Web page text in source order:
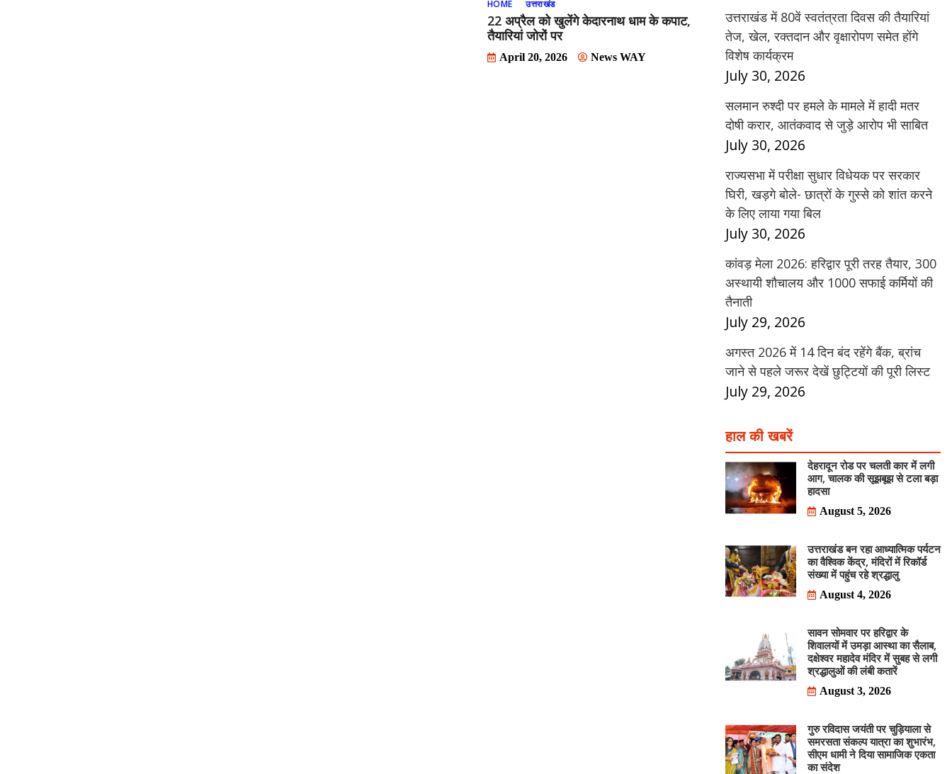
HOME उत्तराखंड
22 अप्रैल को खुलेंगे केदारनाथ धाम के कपाट,
तैयारियां जोरों पर
April 20, 2026 News WAY
उत्तराखंड में 80वें स्वतंत्रता दिवस की तैयारियां
तेज, खेल, रक्तदान और वृक्षारोपण समेत होंगे
विशेष कार्यक्रम
July 30, 2026
सलमान रुश्दी पर हमले के मामले में हादी मतर
दोषी करार, आतंकवाद से जुड़े आरोप भी साबित
July 30, 2026
राज्यसभा में परीक्षा सुधार विधेयक पर सरकार
घिरी, खड़गे बोले- छात्रों के गुस्से को शांत करने
के लिए लाया गया बिल
July 30, 2026
कांवड़ मेला 2026: हरिद्वार पूरी तरह तैयार, 300
अस्थायी शौचालय और 1000 सफाई कर्मियों की
तैनाती
July 29, 2026
अगस्त 2026 में 14 दिन बंद रहेंगे बैंक, ब्रांच
जाने से पहले जरूर देखें छुट्टियों की पूरी लिस्ट
July 29, 2026
हाल की खबरें
देहरादून रोड पर चलती कार में लगी
आग, चालक की सूझबूझ से टला बड़ा
हादसा
August 5, 2026
उत्तराखंड बन रहा आध्यात्मिक पर्यटन
का वैश्विक केंद्र, मंदिरों में रिकॉर्ड
संख्या में पहुंच रहे श्रद्धालु
August 4, 2026
सावन सोमवार पर हरिद्वार के
शिवालयों में उमड़ा आस्था का सैलाब,
दक्षेश्वर महादेव मंदिर में सुबह से लगी
श्रद्धालुओं की लंबी कतारें
August 3, 2026
गुरु रविदास जयंती पर चुड़ियाला से
समरसता संकल्प यात्रा का शुभारंभ,
सीएम धामी ने दिया सामाजिक एकता
का संदेश